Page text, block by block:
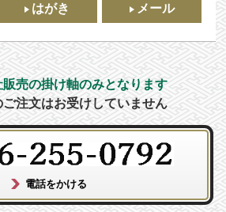
はがき メール
売の掛け軸のみとなります
注文はお受けしていません